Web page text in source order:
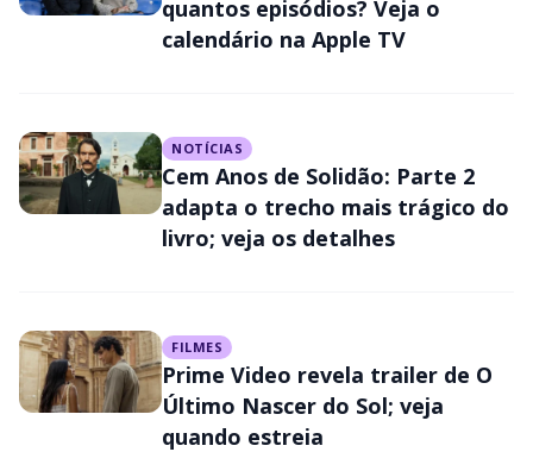
quantos episódios? Veja o
calendário na Apple TV
NOTÍCIAS
Cem Anos de Solidão: Parte 2
adapta o trecho mais trágico do
livro; veja os detalhes
FILMES
Prime Video revela trailer de O
Último Nascer do Sol; veja
quando estreia